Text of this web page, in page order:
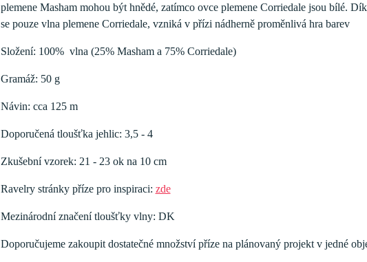
plemene Masham mohou být hnědé, zatímco ovce plemene Corriedale jsou bílé.
se pouze vlna plemene Corriedale, vzniká v přízi nádherně proměnlivá hra barev
Složení: 100% vlna (25% Masham a 75% Corriedale)
Gramáž: 50 g
Návin: cca 125 m
Doporučená tloušťka jehlic: 3,5 - 4
Zkušební vzorek: 21 - 23 ok na 10 cm
Ravelry stránky příze pro inspiraci: zde
Mezinárodní značení tloušťky vlny: DK
Doporučujeme zakoupit dostatečné množství příze na plánovaný projekt v jedné